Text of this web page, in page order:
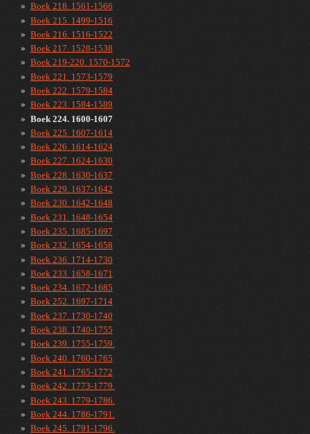
Boek 218. 1561-1566
Boek 215. 1499-1516
Boek 216. 1516-1522
Boek 217. 1528-1538
Boek 219-220. 1570-1572
Boek 221. 1573-1579
Boek 222. 1579-1584
Boek 223. 1584-1589
Boek 224. 1600-1607
Boek 225. 1607-1614
Boek 226. 1614-1624
Boek 227. 1624-1630
Boek 228. 1630-1637
Boek 229. 1637-1642
Boek 230. 1642-1648
Boek 231. 1648-1654
Boek 235. 1685-1697
Boek 232. 1654-1658
Boek 236. 1714-1730
Boek 233. 1658-1671
Boek 234. 1672-1685
Boek 252. 1697-1714
Boek 237. 1730-1740
Boek 238. 1740-1755
Boek 239. 1755-1759.
Boek 240. 1760-1765
Boek 241. 1765-1772
Boek 242. 1773-1779.
Boek 243. 1779-1786.
Boek 244. 1786-1791.
Boek 245. 1791-1796.